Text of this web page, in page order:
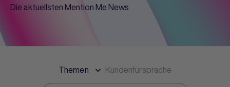
Die aktuellsten Mention Me News
Themen Kundenfürsprache